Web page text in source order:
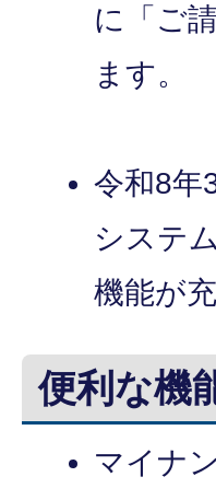
に「ご
ます。
令和8年
システ
機能が
便利な機
マイナ